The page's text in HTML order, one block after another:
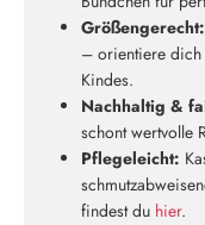
Größengerecht:
– orientiere
Kindes.
Nachhaltig &
schont wertvolle
Pflegeleicht:
findest du hier.
Melde dich jetzt für